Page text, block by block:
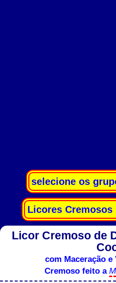
Licor Cremoso de
com Maceração e
Cremoso feito a